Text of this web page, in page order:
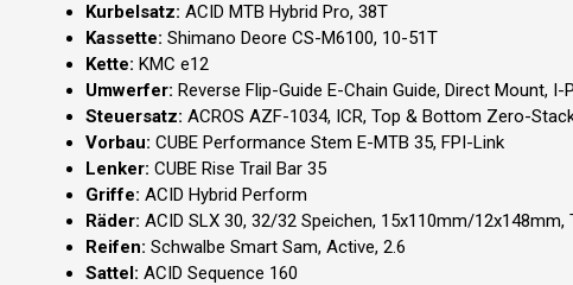
Kurbelsatz: ACID MTB Hybrid Pro, 38T
Kassette: Shimano Deore CS-M6100, 10-51T
Kette: KMC e12
Umwerfer: Reverse Flip-Guide E-Chain Guide, Direct Mount, I-
Steuersatz: ACROS AZF-1034, ICR, Top & Bottom Zero-
Vorbau: CUBE Performance Stem E-MTB 35, FPI-Link
Lenker: CUBE Rise Trail Bar 35
Griffe: ACID Hybrid Perform
Räder: ACID SLX 30, 32/32 Speichen, 15x110mm/12x148mm,
Reifen: Schwalbe Smart Sam, Active, 2.6
Sattel: ACID Sequence 160